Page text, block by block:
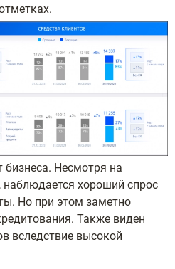
бизнеса. Несмотря на
хороший спрос
Но при этом заметно
Также виден
вследствие высокой